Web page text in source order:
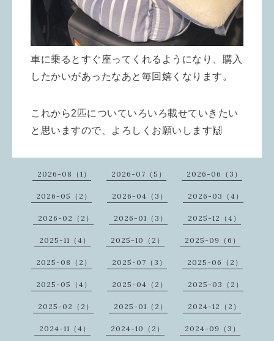
車に乗るとすぐ座ってくれるようになり、購入
したかいがあったなあと毎回嬉くなります。
これから2匹についていろいろ載せていきたい
と思いますので、よろしくお願いします🙌
2026-08（1） 2026-07（5） 2026-06（3）
2026-05（2） 2026-04（3） 2026-03（4）
2026-02（2） 2026-01（3） 2025-12（4）
2025-11（4） 2025-10（2） 2025-09（6）
2025-08（2） 2025-07（3） 2025-06（2）
2025-05（4） 2025-04（2） 2025-03（2）
2025-02（2） 2025-01（2） 2024-12（2）
2024-11（4） 2024-10（2） 2024-09（3）